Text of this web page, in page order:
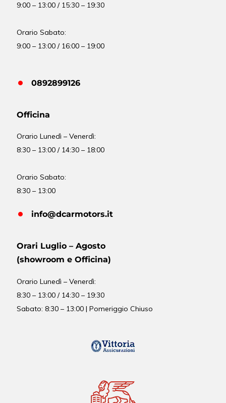
9:00 – 13:00 / 15:30 – 19:30
Orario Sabato:
9:00 – 13:00 / 16:00 – 19:00
0892899126
Officina
OrarioLunedì – Venerdì:
8:30 – 13:00 / 14:30 – 18:00
Orario Sabato:
8:30 – 13:00
info@dcarmotors.it
Orari Luglio – Agosto
(showroom e Officina)
OrarioLunedì – Venerdì:
8:30 – 13:00 / 14:30 – 19:30
Sabato: 8:30 – 13:00 | Pomeriggio Chiuso